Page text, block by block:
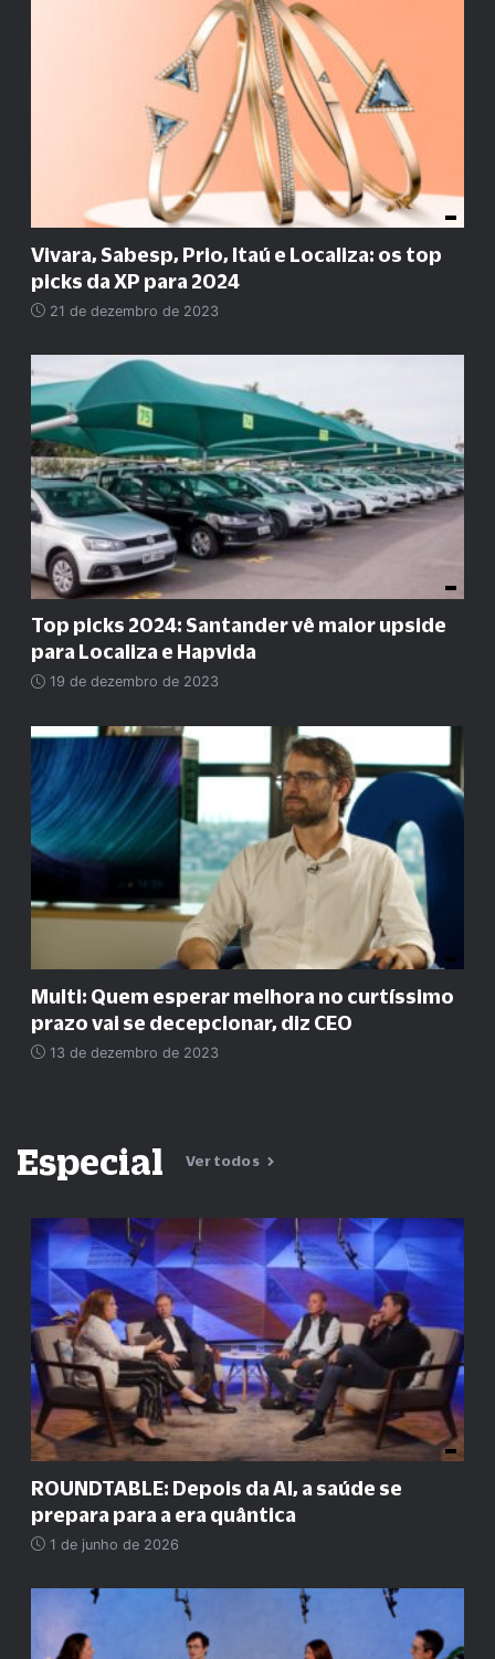
Vivara, Sabesp, Prio, Itaú e Localiza: os top
picks da XP para 2024
21 de dezembro de 2023
Top picks 2024: Santander vê maior upside
para Localiza e Hapvida
19 de dezembro de 2023
Multi: Quem esperar melhora no curtíssimo
prazo vai se decepcionar, diz CEO
13 de dezembro de 2023
Especial Ver todos
ROUNDTABLE: Depois da AI, a saúde se
prepara para a era quântica
1 de junho de 2026